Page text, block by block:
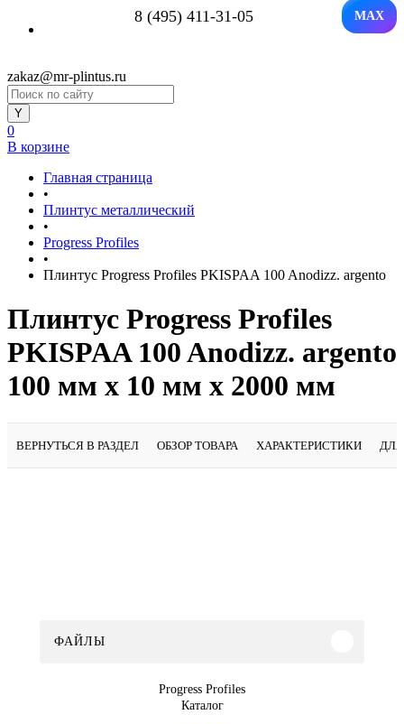
8 (495) 411-31-05 MAX
zakaz@mr-plintus.ru
0
В корзине
Главная страница
•
Плинтус металлический
•
Progress Profiles
•
Плинтус Progress Profiles PKISPAA 100 Anodizz. argento
Плинтус Progress Profiles
PKISPAA 100 Anodizz. argento
100 мм x 10 мм х 2000 мм
ВЕРНУТЬСЯ В РАЗДЕЛ ОБЗОР ТОВАРА ХАРАКТЕРИСТИКИ
ФАЙЛЫ
Progress Profiles
Каталог